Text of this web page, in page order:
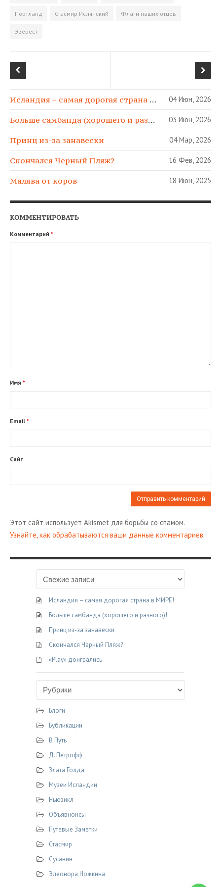
Портланд Стасмир Ислянский Флаги наших отцов
Эверест
Исландия – самая дорогая страна в МИРЕ! 04 Июн, 2026
Больше самбанда (хорошего и разного)! 03 Июн, 2026
Принц из-за занавески 04 Мар, 2026
Скончался Черный Пляж? 16 Фев, 2026
Малява от коров 18 Июн, 2025
КОММЕНТИРОВАТЬ
Комментарий *
Имя *
Email *
Сайт
Этот сайт использует Akismet для борьбы со спамом.
Узнайте, как обрабатываются ваши данные комментариев.
Исландия – самая дорогая страна в МИРЕ!
Больше самбанда (хорошего и разного)!
Принц из-за занавески
Скончался Черный Пляж?
«Play» доигрались
Блоги
Бубликации
В Путь
Д. Петрофф
Злата Голда
Музеи Исландии
Ньюзикл
Объявнонсы
Путевые Заметки
Стасмир
Сусанин
Элеонора Ножкина